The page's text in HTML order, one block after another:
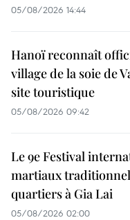
05/08/2026 14:44
Hanoï reconnaît
village de la soie de
site touristique
05/08/2026 09:42
Le 9e Festival
martiaux
quartiers à Gia Lai
05/08/2026 02:00